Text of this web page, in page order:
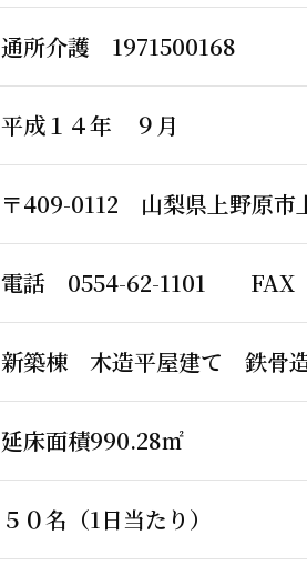
通所介護 1971500168
平成１４年 ９月
〒409-0112 山梨県上野原市
電話 0554-62-1101 FAX
新築棟 木造平屋建て 鉄骨
延床面積990.28㎡
５０名（1日当たり）